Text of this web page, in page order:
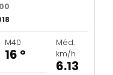
M40
16 º
Méd.
km/h
6.13